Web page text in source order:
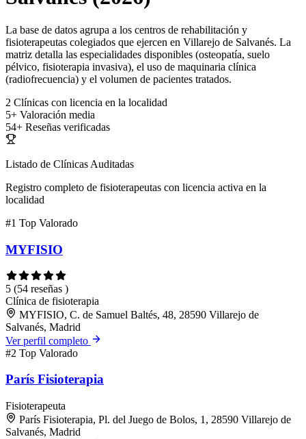
La base de datos agrupa a los centros de rehabilitación y
fisioterapeutas colegiados que ejercen en Villarejo de Salvanés. La
matriz detalla las especialidades disponibles (osteopatía, suelo
pélvico, fisioterapia invasiva), el uso de maquinaria clínica
(radiofrecuencia) y el volumen de pacientes tratados.
2 Clínicas con licencia en la localidad
5+ Valoración media
54+ Reseñas verificadas
Listado de Clínicas Auditadas
Registro completo de fisioterapeutas con licencia activa en la
localidad
#1 Top Valorado
MYFISIO
5 (54 reseñas )
Clínica de fisioterapia
MYFISIO, C. de Samuel Baltés, 48, 28590 Villarejo de
Salvanés, Madrid
Ver perfil completo
#2 Top Valorado
París Fisioterapia
Fisioterapeuta
París Fisioterapia, Pl. del Juego de Bolos, 1, 28590 Villarejo de
Salvanés, Madrid